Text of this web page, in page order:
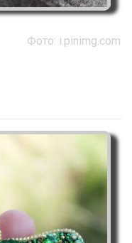
Фото: i.pinimg.com